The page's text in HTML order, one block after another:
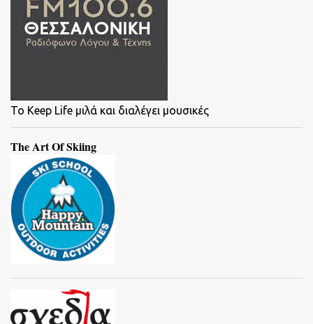
To Keep Life μιλά και διαλέγει μουσικές
The Art Of Skiing